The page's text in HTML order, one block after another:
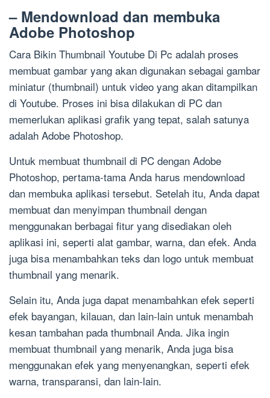
– Mendownload dan membuka
Adobe Photoshop
Cara Bikin Thumbnail Youtube Di Pc adalah proses
membuat gambar yang akan digunakan sebagai gambar
miniatur (thumbnail) untuk video yang akan ditampilkan
di Youtube. Proses ini bisa dilakukan di PC dan
memerlukan aplikasi grafik yang tepat, salah satunya
adalah Adobe Photoshop.
Untuk membuat thumbnail di PC dengan Adobe
Photoshop, pertama-tama Anda harus mendownload
dan membuka aplikasi tersebut. Setelah itu, Anda dapat
membuat dan menyimpan thumbnail dengan
menggunakan berbagai fitur yang disediakan oleh
aplikasi ini, seperti alat gambar, warna, dan efek. Anda
juga bisa menambahkan teks dan logo untuk membuat
thumbnail yang menarik.
Selain itu, Anda juga dapat menambahkan efek seperti
efek bayangan, kilauan, dan lain-lain untuk menambah
kesan tambahan pada thumbnail Anda. Jika ingin
membuat thumbnail yang menarik, Anda juga bisa
menggunakan efek yang menyenangkan, seperti efek
warna, transparansi, dan lain-lain.